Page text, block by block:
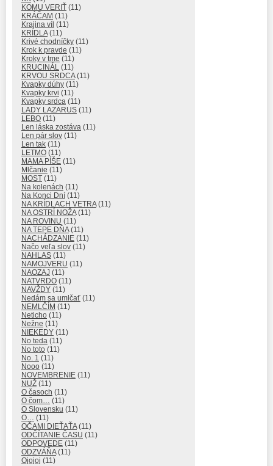
KOMU VERIŤ (11)
KRÁČAM (11)
Krajina víl (11)
KRÍDLA(11)
Krivé chodníčky (11)
Krok k pravde (11)
Kroky v tme (11)
KRUCINÁL (11)
KRVOU SRDCA(11)
Kvapky dúhy (11)
Kvapky krvi (11)
Kvapky srdca (11)
LADY LAZARUS (11)
LEBO (11)
Len láska zostáva (11)
Len pár slov (11)
Len tak (11)
LETMO (11)
MAMA PÍŠE (11)
Mlčanie (11)
MOST (11)
Na kolenách (11)
Na Konci Dní (11)
NA KRÍDLACH VETRA(11)
NA OSTRÍ NOŽA(11)
NA ROVINU (11)
NA TEPE DŇA(11)
NACHÁDZANIE (11)
Načo veľa slov (11)
NAHLAS (11)
NAMOJVERU (11)
NAOZAJ (11)
NATVRDO (11)
NAVŽDY (11)
Nedám sa umlčať (11)
NEMLČÍM (11)
Neticho (11)
Nežne (11)
NIEKEDY (11)
No teda (11)
No toto (11)
No. 1 (11)
Nooo (11)
NOVEMBRENIE (11)
NUŽ (11)
O časoch (11)
O čom… (11)
O Slovensku (11)
O… (11)
OČAMI DIEŤAŤA(11)
ODČÍTANIE ČASU (11)
ODPOVEDE (11)
ODZVÁŇA(11)
Ojojoj (11)